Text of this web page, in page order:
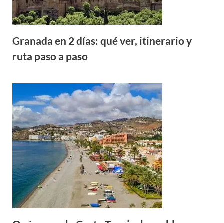
Granada en 2 días: qué ver, itinerario y
ruta paso a paso